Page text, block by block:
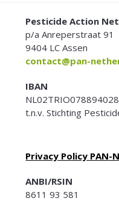
FOOTERPesticide Action
p/a Anreperstraat 91
9404 LC Assen
contact@pan-
IBAN
t.n.v. Stichting
Privacy Policy PAN-
ANBI/RSIN
8611 93 581